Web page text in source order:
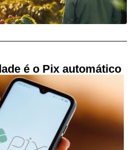
é o Pix automático